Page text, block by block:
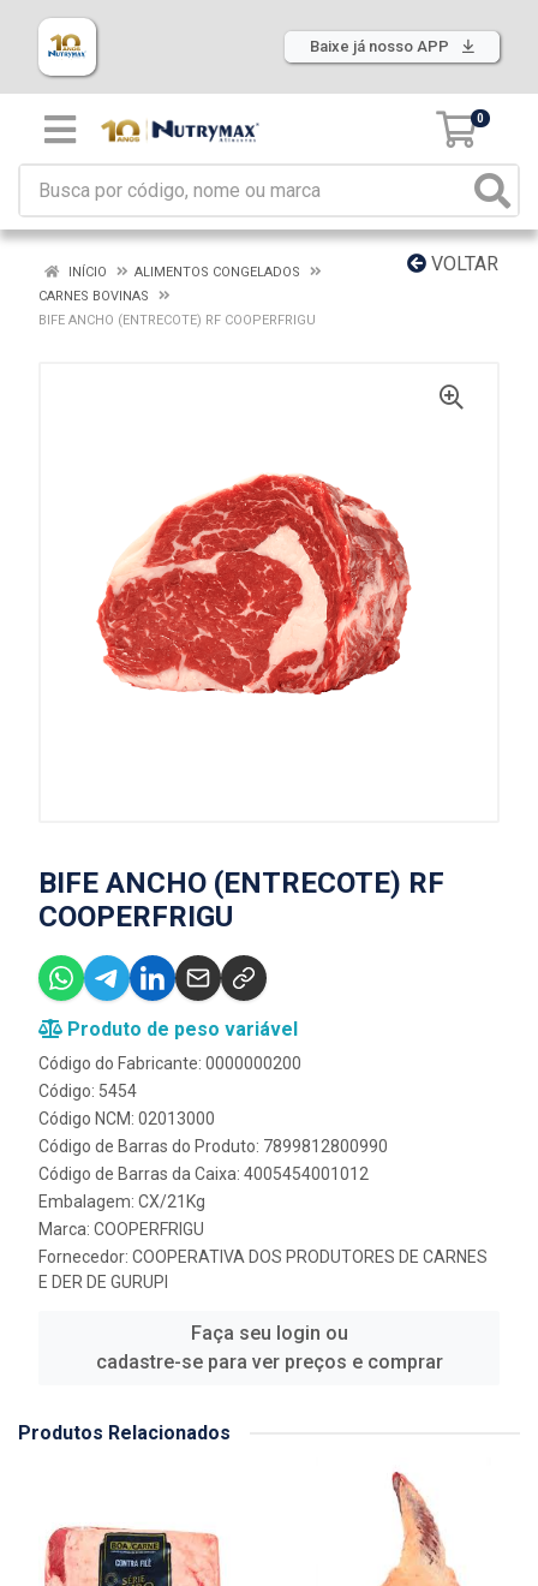
Baixe já nosso APP
0
VOLTAR
INÍCIO
ALIMENTOS CONGELADOS
CARNES BOVINAS
BIFE ANCHO (ENTRECOTE) RF COOPERFRIGU
BIFE ANCHO (ENTRECOTE) RF
COOPERFRIGU
Produto de peso variável
Código do Fabricante: 0000000200
Código: 5454
Código NCM: 02013000
Código de Barras do Produto: 7899812800990
Código de Barras da Caixa: 4005454001012
Embalagem: CX/21Kg
Marca: COOPERFRIGU
Fornecedor: COOPERATIVA DOS PRODUTORES DE CARNES
E DER DE GURUPI
Faça seu login ou
cadastre-se para ver preços e comprar
Produtos Relacionados